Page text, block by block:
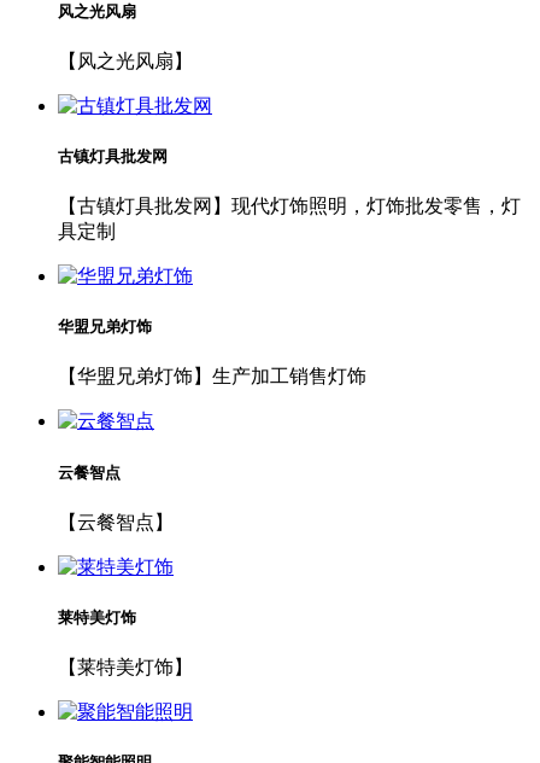
风之光风扇
【风之光风扇】
古镇灯具批发网
【古镇灯具批发网】现代灯饰照明，灯饰批发零售，灯
具定制
华盟兄弟灯饰
【华盟兄弟灯饰】生产加工销售灯饰
云餐智点
【云餐智点】
莱特美灯饰
【莱特美灯饰】